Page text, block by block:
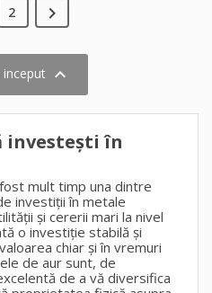
2 
inceput 
investești în
mult timp una dintre
investiții în metale
și cererii mari la nivel
o investiție stabilă și
chiar și în vremuri
de aur sunt, de
de a vă diversifica